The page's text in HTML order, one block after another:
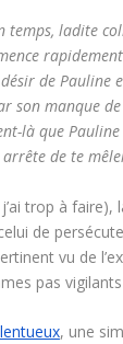
temps, ladite
de Pauline
son manque
là que
de te
trop à
de
vu de
pas
, une